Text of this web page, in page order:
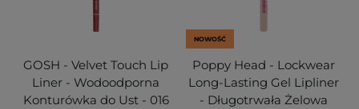
GOSH - Velvet Touch Lip
Liner - Wodoodporna
Konturówka do Ust - 016
NOWOŚĆ
Poppy Head - Lockwear
Long-Lasting Gel Lipliner
- Długotrwała Żelowa